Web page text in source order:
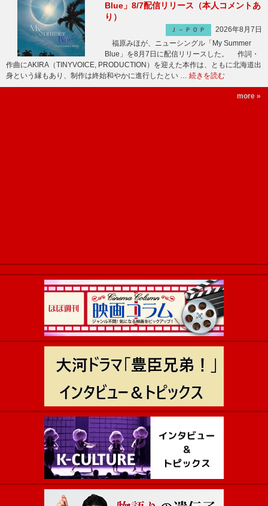
Blue」8/7配信リリース（本人コメントあ
り）
Ｊ－ＰＯＰ
2026年8月7日
福原みほが、ニューシングル「My Summer
Blue」を8月7日に配信リリースした。 作詞・
作曲にAKIRA（TINYVOICE, PRODUCTION）を迎えた本作は、ともに北海道出
身という縁もあり、制作は終始和やかに進行したとい … 続きを読む
more »